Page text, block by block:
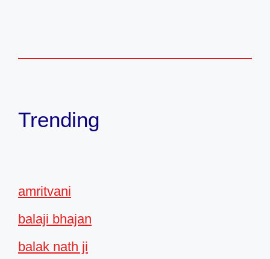
Trending
amritvani
balaji bhajan
balak nath ji